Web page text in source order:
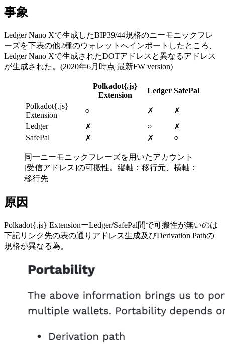
事象
Ledger Nano Xで生成したBIP39/44規格のニーモニックフレ
ーズを下表の他2種のウォレットへインポートしたところ、
Ledger Nano Xで生成されたDOTアドレスと異なるアドレス
が生成された。(2020年6月時点 最新FW version)
Polkadot{.js}
Extension
Ledger SafePal
Polkadot{.js}
Extension
○ ✗
✗
Ledger
✗ ○
✗
SafePal
✗ ✗ ○
同一ニーモニックフレーズを用いたアカウント
[受信アドレス]の可搬性。縦軸：移行元、横軸：
移行先
原因
Polkadot{.js} ExtensionーLedger/SafePal間で可搬性が無いのは
下記リンク先の表の通りアドレス生成及びDerivation Pathの
規格が異なる為。